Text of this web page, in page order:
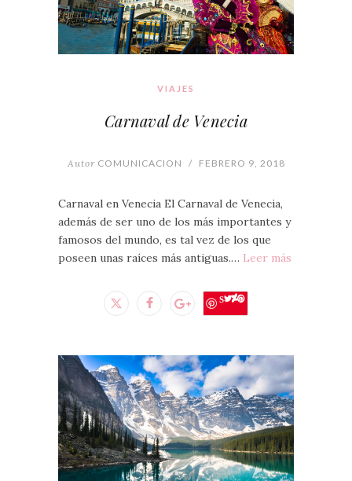
VIAJES
Carnaval de Venecia
AutorCOMUNICACION / FEBRERO 9, 2018
Carnaval en Venecia El Carnaval de Venecia,
además de ser uno de los más importantes y
famosos del mundo, es tal vez de los que
poseen unas raíces más antiguas.… Leer más
Save